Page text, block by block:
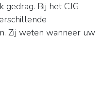
Bij het CJG
Zij weten wanneer uw